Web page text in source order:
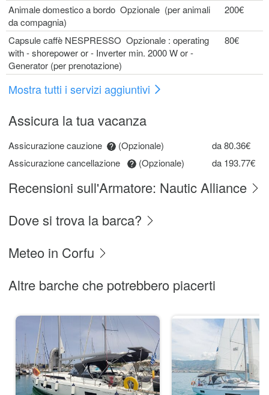
Animale domestico a bordo Opzionale (per animali
da compagnia)
200€
Capsule caffè NESPRESSO Opzionale : operating
with - shorepower or - Inverter min. 2000 W or -
Generator (per prenotazione)
80€
Mostra tutti i servizi aggiuntivi
Assicura la tua vacanza
Assicurazione cauzione (Opzionale)
da 80.36€
Assicurazione cancellazione
(Opzionale) da 193.77€
Recensioni sull'Armatore: Nautic Alliance
Dove si trova la barca?
Meteo in Corfu
Altre barche che potrebbero piacerti